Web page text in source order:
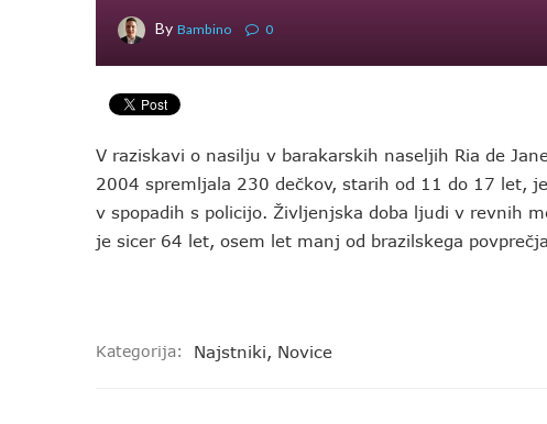
By Bambino 0
V raziskavi o nasilju v barakarskih naseljih Ria de
2004 spremljala 230 dečkov, starih od 11 do 17 let,
v spopadih s policijo. Življenjska doba ljudi v revnih
je sicer 64 let, osem let manj od brazilskega
Kategorija: Najstniki, Novice